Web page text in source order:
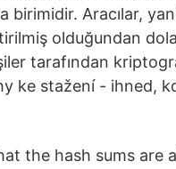
birimidir. Aracılar,
olduğundan
tarafından
ke stažení - ihned,
the hash sums are